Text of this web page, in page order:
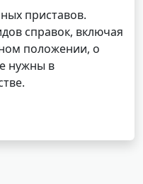
приставов.
справок, включая
положении, о
нужны в